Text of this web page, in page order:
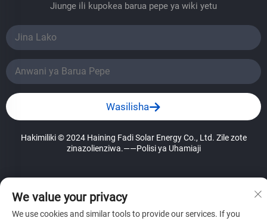
Jiunge ili kupokea barua pepe ya wiki yetu
Wasilisha
Hakimiliki © 2024 Haining Fadi Solar Energy Co., Ltd. Zile zote
zinazolienziwa.——Polisi ya Uhamiaji
We value your privacy
We use cookies and similar tools to provide our services. If you